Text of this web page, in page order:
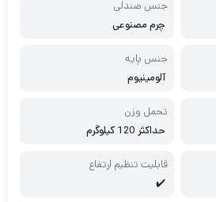
جنس صندلی
چرم مصنوعی
جنس پایه
آلومینیوم
تحمل وزن
حداکثر 120 کیلوگرم
قابلیت تنظیم ارتفاع
✔️